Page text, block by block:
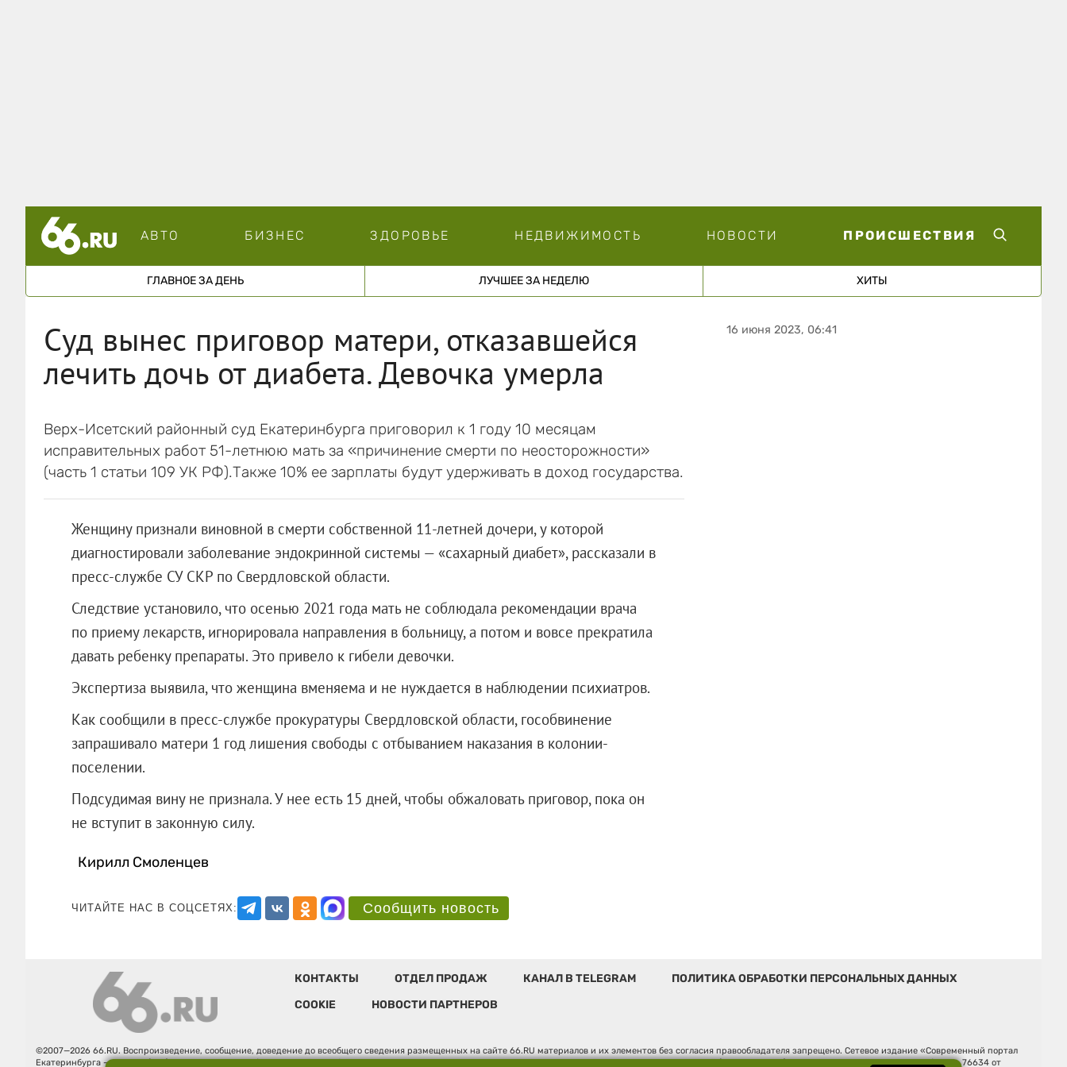
АВТО БИЗНЕС ЗДОРОВЬЕ НЕДВИЖИМОСТЬ НОВОСТИ ПРОИСШЕСТВИЯ
ГЛАВНОЕ ЗА ДЕНЬ ЛУЧШЕЕ ЗА НЕДЕЛЮ ХИТЫ
Суд вынес приговор матери, отказавшейся
лечить дочь от диабета. Девочка умерла
Верх-Исетский районный суд Екатеринбурга приговорил к 1 году 10 месяцам
исправительных работ 51-летнюю мать за «причинение смерти по неосторожности»
(часть 1 статьи 109 УК РФ).Также 10% ее зарплаты будут удерживать в доход государства.
Женщину признали виновной в смерти собственной 11-летней дочери, у которой
диагностировали заболевание эндокринной системы — «сахарный диабет», рассказали в
пресс-службе СУ СКР по Свердловской области.
Следствие установило, что осенью 2021 года мать не соблюдала рекомендации врача
по приему лекарств, игнорировала направления в больницу, а потом и вовсе прекратила
давать ребенку препараты. Это привело к гибели девочки.
Экспертиза выявила, что женщина вменяема и не нуждается в наблюдении психиатров.
Как сообщили в пресс-службе прокуратуры Свердловской области, гособвинение
запрашивало матери 1 год лишения свободы с отбыванием наказания в колонии-
поселении.
Подсудимая вину не признала. У нее есть 15 дней, чтобы обжаловать приговор, пока он
не вступит в законную силу.
Кирилл Смоленцев
ЧИТАЙТЕ НАС В СОЦСЕТЯХ: Сообщить новость
16 июня 2023, 06:41
КОНТАКТЫ ОТДЕЛ ПРОДАЖ КАНАЛ В TELEGRAM
ПОЛИТИКА ОБРАБОТКИ ПЕРСОНАЛЬНЫХ ДАННЫХ
COOKIE
НОВОСТИ ПАРТНЕРОВ
©2007—2026 66.RU. Воспроизведение, сообщение, доведение до всеобщего сведения размещенных на сайте 66.RU материалов и их элементов без согласия правообладателя запрещено. Сетевое издание «Современный портал
Екатеринбурга — «66.ru» (18+) зарегистрировано Федеральной службой по надзору в сфере связи, информационных технологий и массовых коммуникаций (Роскомнадзор). Регистрационный номер ЭЛ № ФС 77 - 76634 от